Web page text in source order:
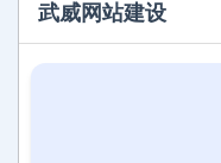
武威网站建设